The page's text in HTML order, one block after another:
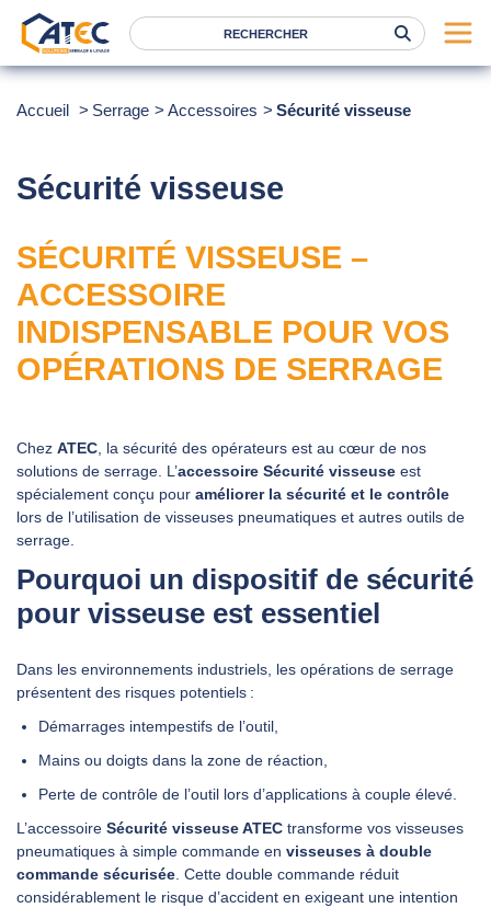
Services
Nos agences
Atec
RSE
Accueil Serrage Accessoires Sécurité visseuse
Sécurité visseuse
SÉCURITÉ VISSEUSE –
ACCESSOIRE
INDISPENSABLE POUR VOS
OPÉRATIONS DE SERRAGE
Chez ATEC , la sécurité des opérateurs est au cœur de nos
solutions de serrage. L’accessoire Sécurité visseuse est
spécialement conçu pour améliorer la sécurité et le contrôle
lors de l’utilisation de visseuses pneumatiques et autres outils de
serrage.
Pourquoi un dispositif de sécurité
pour visseuse est essentiel
Dans les environnements industriels, les opérations de serrage
présentent des risques potentiels :
Démarrages intempestifs de l’outil,
Mains ou doigts dans la zone de réaction,
Perte de contrôle de l’outil lors d’applications à couple élevé.
L’accessoire Sécurité visseuse ATEC transforme vos visseuses
pneumatiques à simple commande en visseuses à double
commande sécurisée . Cette double commande réduit
considérablement le risque d’accident en exigeant une intention